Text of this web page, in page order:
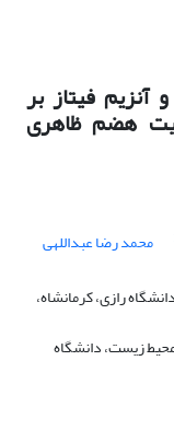
آنزیم فیتاز بر
هضم ظاهری
محمد رضا عبداللهی
رازی، کرمانشاه،
زیست، دانشگاه